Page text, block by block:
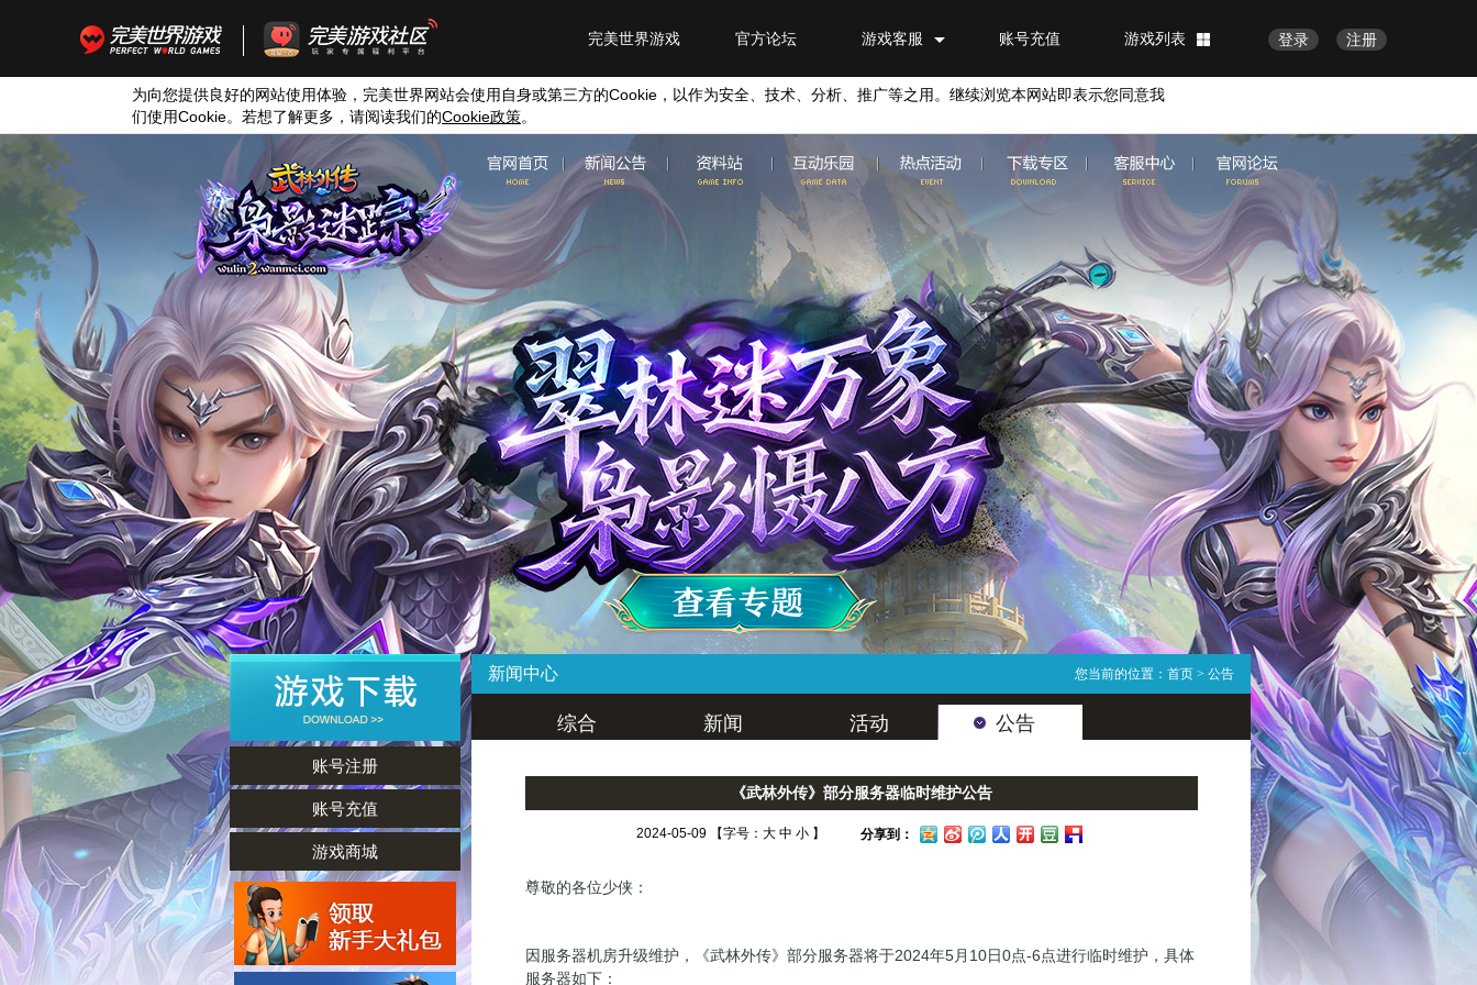
注册
登录
游戏列表
账号充值
游戏客服
官方论坛
完美世界游戏
为向您提供良好的网站使用体验，完美世界网站会使用自身或第三方的Cookie ，以作为安全、技术、分析、推广等之用。继续浏览本网站即表示您同意我
们使用Cookie。若想了解更多，请阅读我们的Cookie政策。
账号注册
账号充值
游戏商城
您当前的位置： 首页 > 公告
新闻中心
综合 新闻 活动 公告
《武林外传》部分服务器临时维护公告
2024-05-09 【字号： 大 中 小】 分享到：
尊敬的各位少侠：
因服务器机房升级维护，《武林外传》部分服务器将于2024年5月10日0点-6点进行临时维护，具体
服务器如下：